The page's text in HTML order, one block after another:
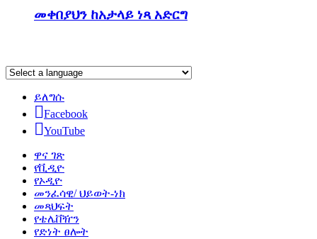
መቀበያህን ከአታላይ ነጻ አድርግ
ይለግሱ
Facebook
YouTube
ዋና ገጽ
የቪዲዮ
የኦዲዮ
መንፈሳዊ/ ህይወት-ነክ
መጻህፍት
የቴሌቨዥን
የድነት ፀሎት